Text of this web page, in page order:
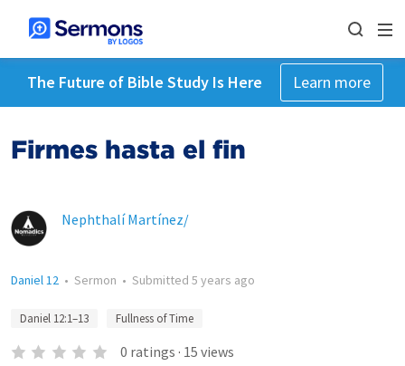
The Future of Bible Study Is Here Learn more
Firmes hasta el fin
Nephthalí Martínez/
Daniel 12 • Sermon • Submitted 5 years ago
Daniel 12:1–13 Fullness of Time
0 ratings · 15 views